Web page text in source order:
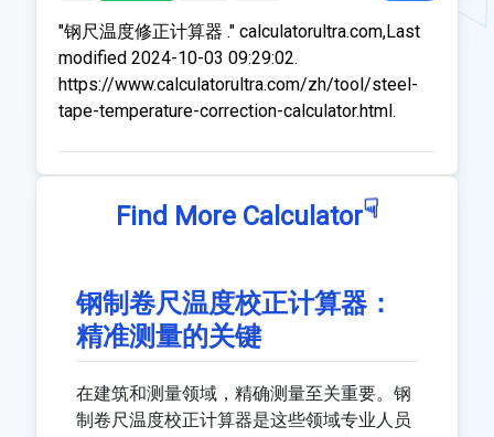
"钢尺温度修正计算器 ." calculatorultra.com,Last
modified 2024-10-03 09:29:02.
https://www.calculatorultra.com/zh/tool/steel-
tape-temperature-correction-calculator.html.
Find More Calculator☟
钢制卷尺温度校正计算器：
精准测量的关键
在建筑和测量领域，精确测量至关重要。钢
制卷尺温度校正计算器是这些领域专业人员